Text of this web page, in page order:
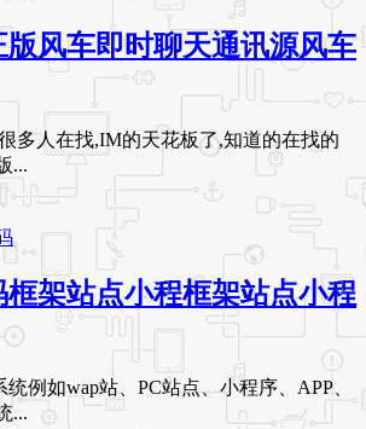
风车即时聊天通讯源风车
多人在找,IM的天花板了,知道的在找的
...
架站点小程框架站点小程
例如wap站、PC站点、小程序、APP、
...